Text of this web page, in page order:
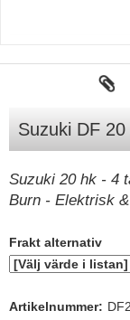
Mercury
Lowrance
Humminbird
Simrad
Båttillbehör
Suzuki DF
Suzuki 20 hk - 4
Burn - Elektrisk
Frakt alternativ
Artikelnummer: